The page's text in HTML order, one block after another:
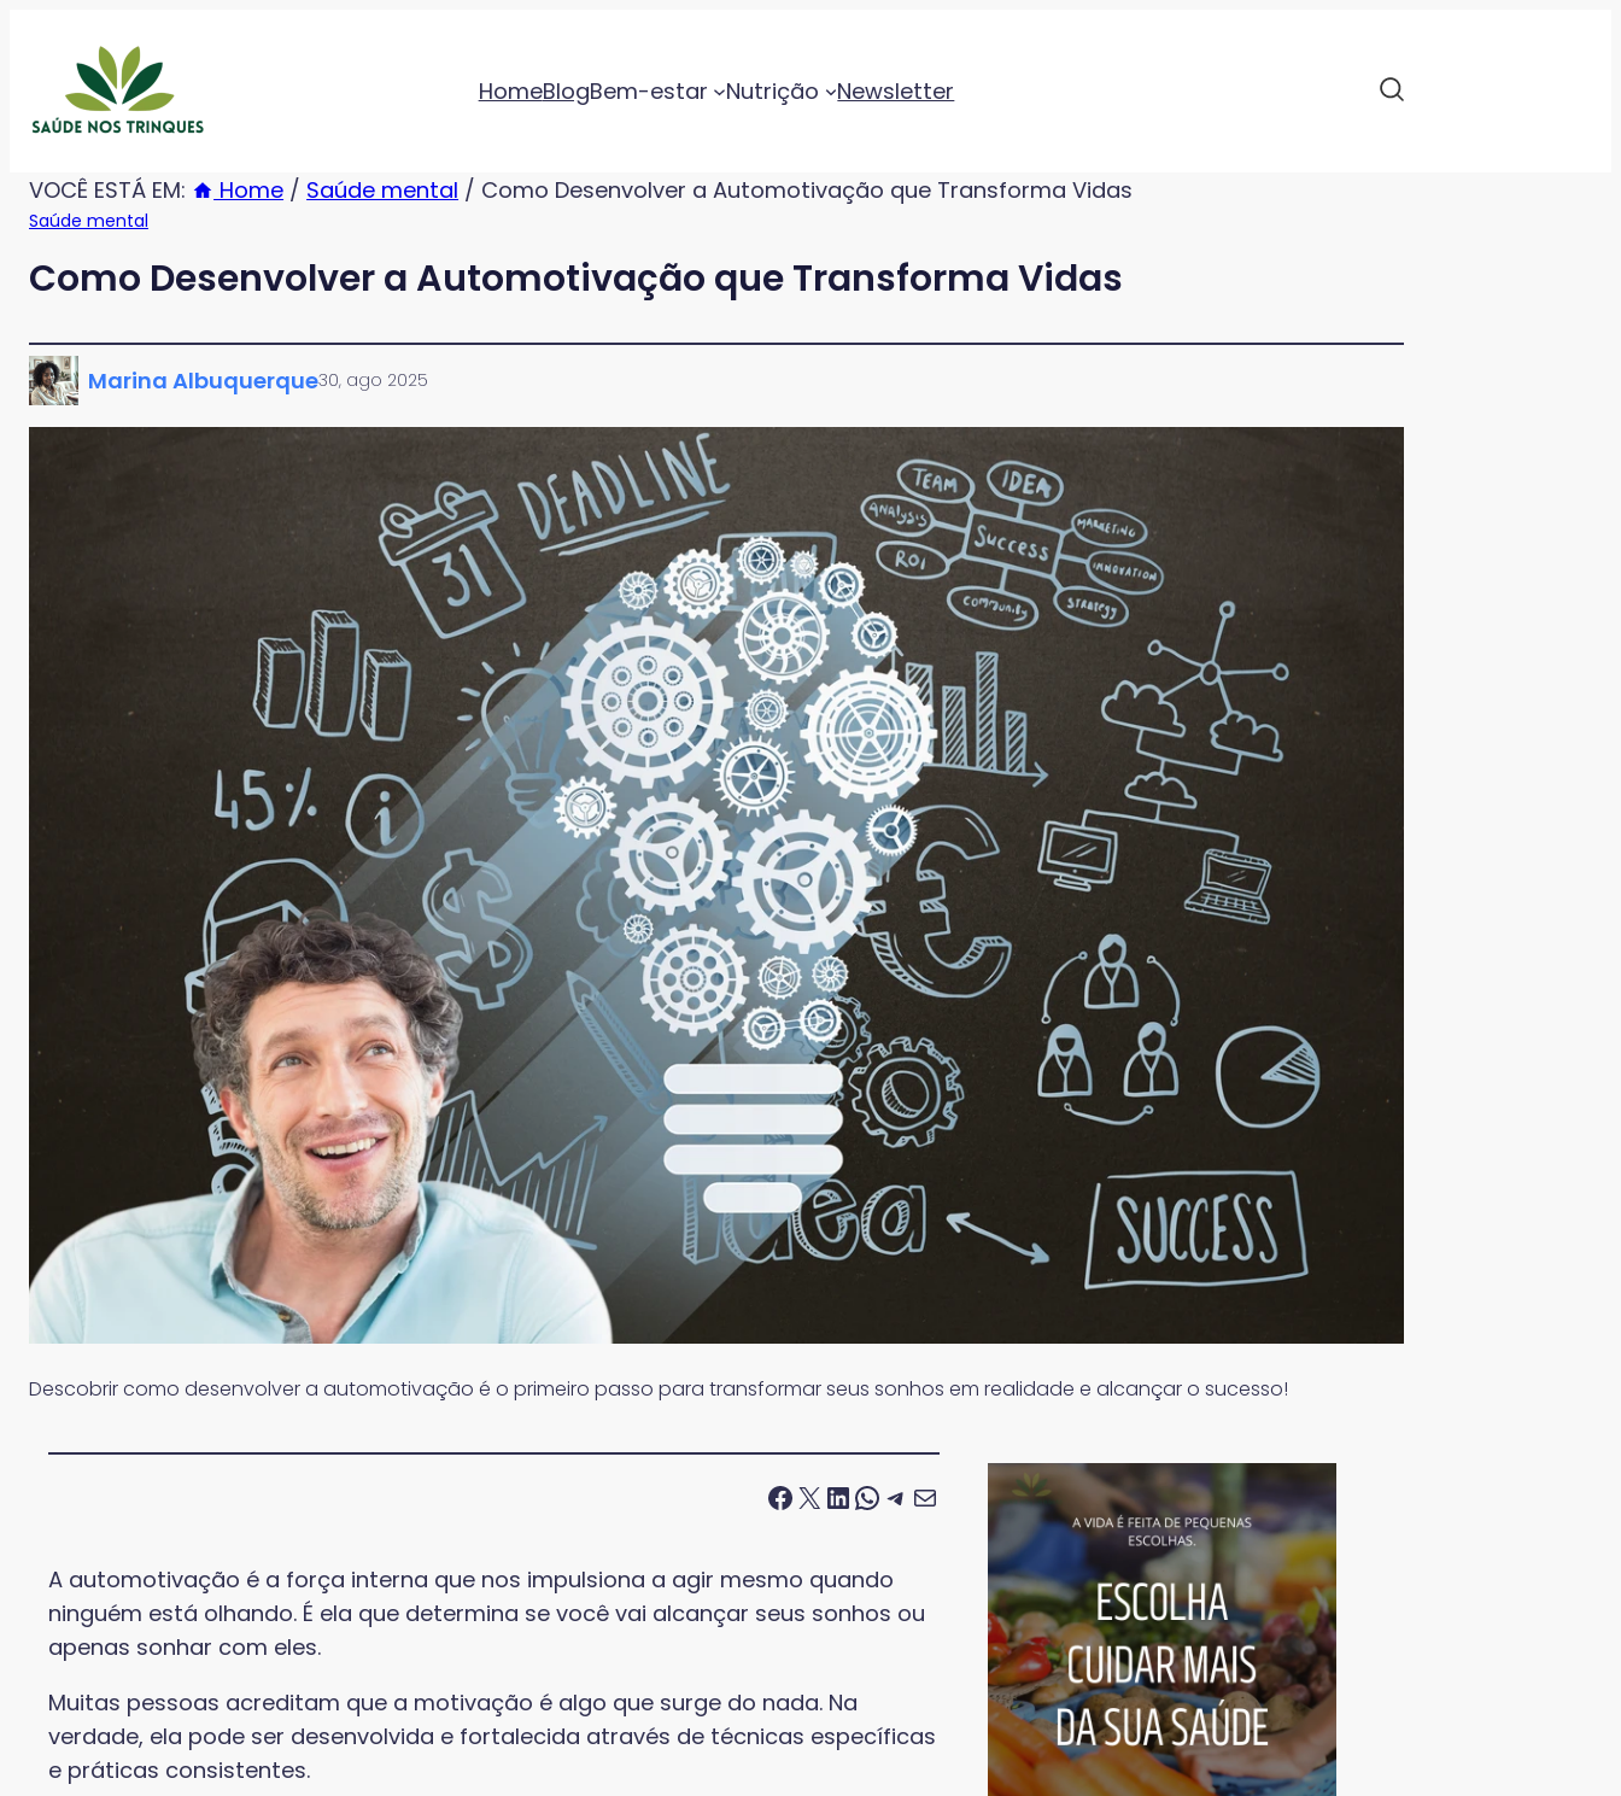
HomeBlogBem-estar Nutrição Newsletter
VOCÊ ESTÁ EM: Home / Saúde mental / Como Desenvolver a Automotivação que Transforma Vidas
Saúde mental
Como Desenvolver a Automotivação que Transforma Vidas
Marina Albuquerque30, ago 2025
Descobrir como desenvolver a automotivação é o primeiro passo para transformar seus sonhos em realidade e alcançar o sucesso!
Facebook X LinkedIn WhatsApp Telegram E-mail
A automotivação é a força interna que nos impulsiona a agir mesmo quando
ninguém está olhando. É ela que determina se você vai alcançar seus sonhos ou
apenas sonhar com eles.
Muitas pessoas acreditam que a motivação é algo que surge do nada. Na
verdade, ela pode ser desenvolvida e fortalecida através de técnicas específicas
e práticas consistentes.